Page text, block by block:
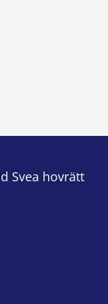
Svea hovrätt